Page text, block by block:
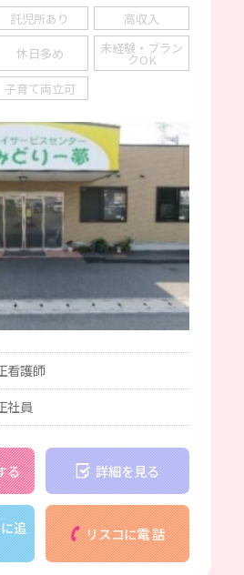
託児所あり 高収入
休日多め 未経験・ブラン
クOK
子育て両立可
看護師
社員
る 詳細を見る
追 リスコに電 話